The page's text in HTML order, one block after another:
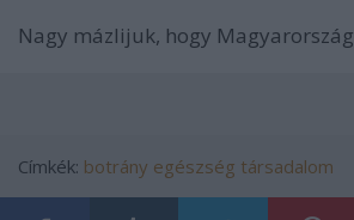
Nagy mázlijuk, hogy
Címkék: botrány egészség társadalom